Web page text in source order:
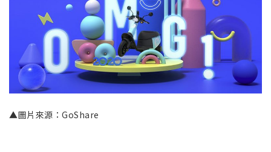
▲圖片來源：GoShare